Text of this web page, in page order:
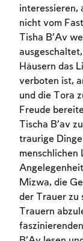
interessieren,
nicht vom
Tisha B’Av
Häusern das
verboten ist,
und die Tora
Freude
Tischa B’av
traurige
menschlichen
Mizwa, die
der Trauer zu
Trauern